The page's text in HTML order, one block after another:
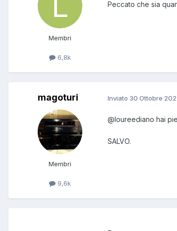
Membri
6,8k
Peccato che sia
magoturi
Membri
9,6k
Inviato 30 Ottobre
@loureediano hai
SALVO.